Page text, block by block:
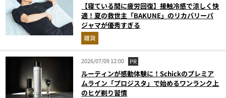
【寝ている間に疲労回復】接触冷感で涼しく快
適！夏の救世主「BAKUNE」のリカバリーパ
ジャマが優秀すぎる
雑貨
2026/07/09 12:00 PR
ルーティンが感動体験に！Schickのプレミア
ムライン「プロジスタ」で始めるワンランク上
のヒゲ剃り習慣